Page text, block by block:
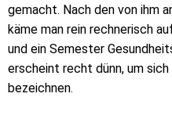
gemacht. Nach den von ihm
käme man rein rechnerisch
und ein Semester
erscheint recht dünn, um
bezeichnen.